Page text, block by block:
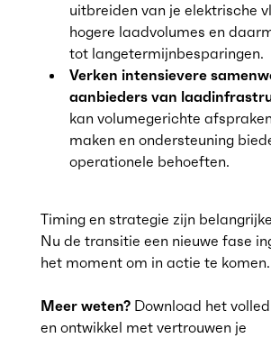
uitbreiden van je elektrische
hogere laadvolumes en
tot langetermijnbesparingen.
Verken intensievere
aanbieders van
kan volumegerichte
maken en ondersteuning
operationele behoeften.
Timing en strategie zijn
Nu de transitie een nieuwe fase
het moment om in actie te komen.
Meer weten? Download het
en ontwikkel met vertrouwen je